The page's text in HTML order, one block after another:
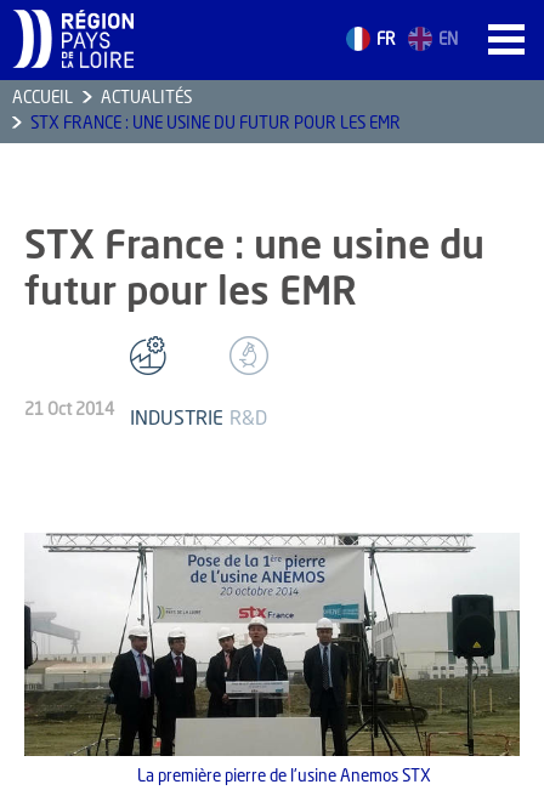
FR EN
ACCUEIL
ACTUALITÉS
STX FRANCE : UNE USINE DU FUTUR POUR LES EMR
STX France : une usine du
futur pour les EMR
21 Oct 2014 INDUSTRIE R&D
La première pierre de l'usine Anemos STX